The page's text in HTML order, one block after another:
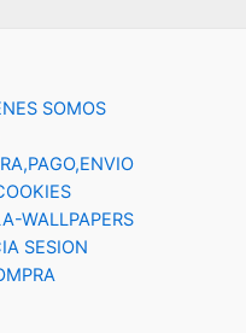
SOMOS
WALLPAPERS
SESION